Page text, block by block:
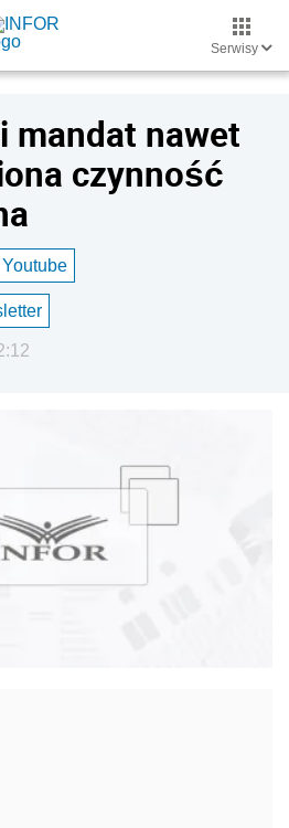
Serwisy
mandat nawet
czynność